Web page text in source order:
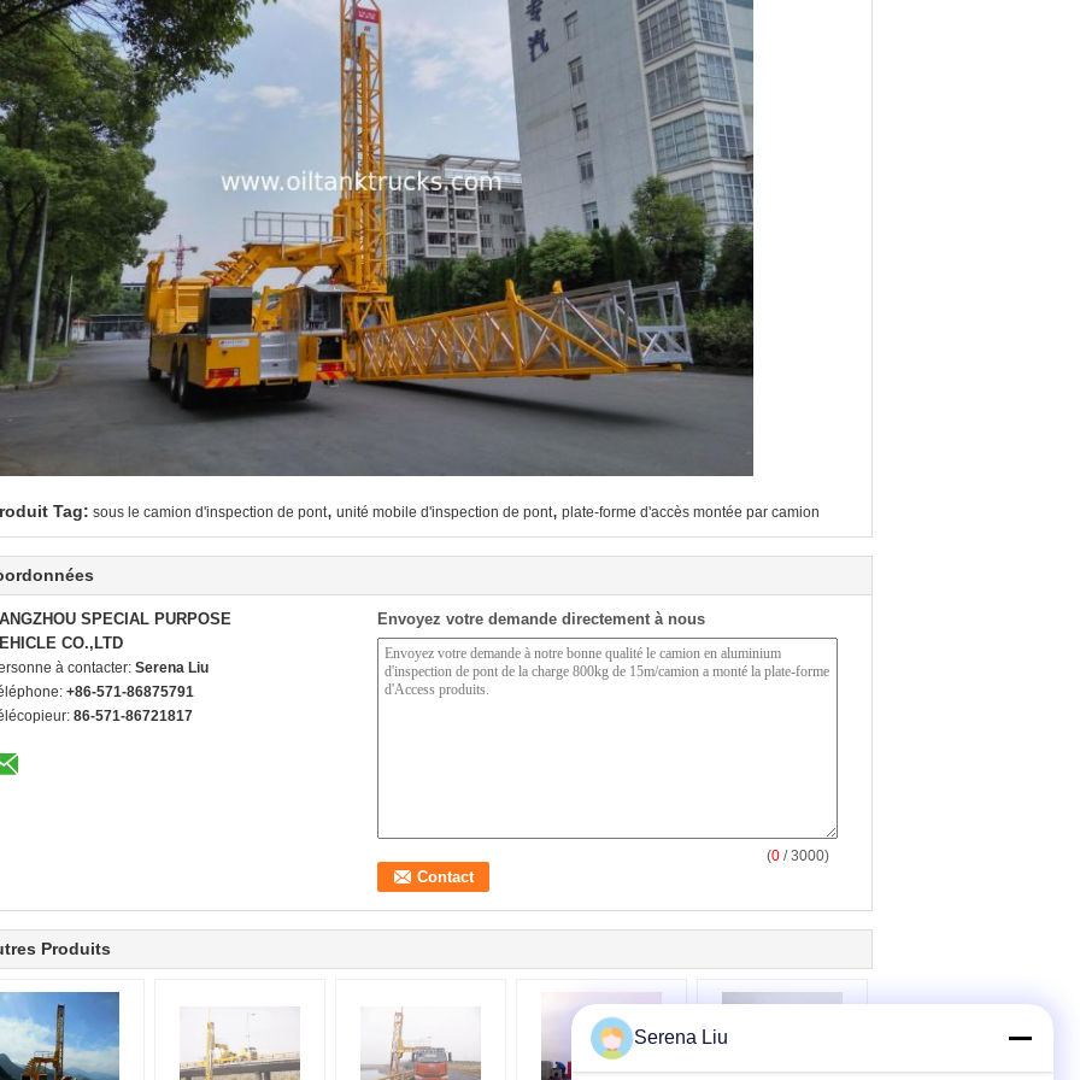
Tag: sous le camion d'inspection de pont, unité mobile d'inspection de pont, plate-forme d'accès montée par camion
SPECIAL PURPOSE
CO.,LTD
à contacter: Serena Liu
+86-571-86875791
86-571-86721817
Envoyez votre demande directement à nous
(0 / 3000)
Produits
Serena Liu